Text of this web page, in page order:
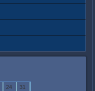
24
31